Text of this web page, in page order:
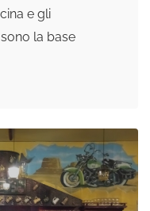
e gli
la base